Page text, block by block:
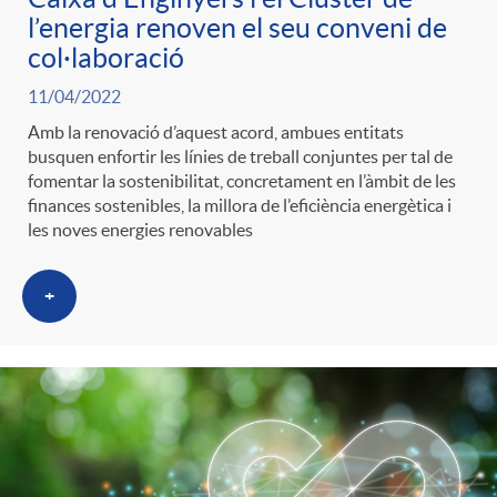
l’energia renoven el seu conveni de
col·laboració
11/04/2022
Amb la renovació d’aquest acord, ambues entitats
busquen enfortir les línies de treball conjuntes per tal de
fomentar la sostenibilitat, concretament en l’àmbit de les
finances sostenibles, la millora de l’eficiència energètica i
les noves energies renovables
+